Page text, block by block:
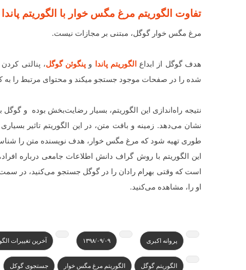
تفاوت الگوریتم مرغ مگس خوار با الگوریتم
مرغ مگس خوار گوگل، مبتنی بر مجازات نیست.
هدف گوگل از ابداع الگوریتم پاندا و پنگوئن گوگل، پنالتی
شده را در صفحات موجود جستجو میکند و محتوای مرتبط را به
نتیجه راه‌اندازی این الگوریتم، بسیار رضایت‌بخش بوده و
نشان می‌دهد.‬ زمینه و بافت متن، در این الگوریتم تاثیر
طوری تهیه شود که مرغ مگس خوار، هدف نویسنده متن را
این الگوریتم با روش گراف دانش اطلاعات جامعی درباره
است که وقتی بهرام رادان را در گوگل جستجو می‌کنید، در
او را، مشاهده می‌کنید.​
پروانه اکبری ۱۳۹۸/۰۹/۰۹ آخرین تغییرات
الگوریتم گوگل الگوریتم مرغ مگس خوار جستجوی گوکل